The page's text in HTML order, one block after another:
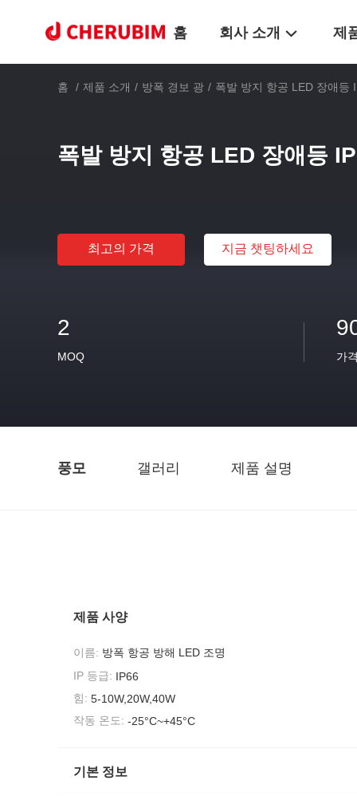
홈 회사 소개 제
홈 / 제품 소개 / 방폭 경보 광 / 폭발 방지 항공 LED 장애등
폭발 방지 항공 LED 장애등
최고의 가격 지금 챗팅하세요
2
MOQ 가
풍모 갤러리 제품 설명
제품 사양
이름: 방폭 항공 방해 LED 조명
IP 등급: IP66
힘: 5-10W,20W,40W
작동 온도: -25°C~+45°C
기본 정보